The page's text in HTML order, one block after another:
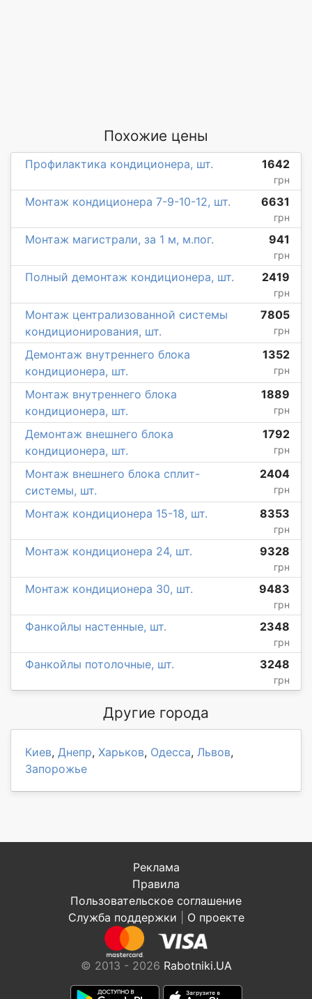
Похожие цены
Профилактика кондиционера, шт. 1642
грн
Монтаж кондиционера 7-9-10-12, шт. 6631
грн
Монтаж магистрали, за 1 м, м.пог. 941
грн
Полный демонтаж кондиционера, шт. 2419
грн
Монтаж централизованной системы
кондиционирования, шт.
7805
грн
Демонтаж внутреннего блока
кондиционера, шт.
1352
грн
Монтаж внутреннего блока
кондиционера, шт.
1889
грн
Демонтаж внешнего блока
кондиционера, шт.
1792
грн
Монтаж внешнего блока сплит-
системы, шт.
2404
грн
Монтаж кондиционера 15-18, шт. 8353
грн
Монтаж кондиционера 24, шт. 9328
грн
Монтаж кондиционера 30, шт. 9483
грн
Фанкойлы настенные, шт. 2348
грн
Фанкойлы потолочные, шт. 3248
грн
Другие города
Киев, Днепр, Харьков, Одесса, Львов,
Запорожье
Реклама
Правила
Пользовательское соглашение
Служба поддержки
О проекте
© 2013 - 2026 Rabotniki.UA